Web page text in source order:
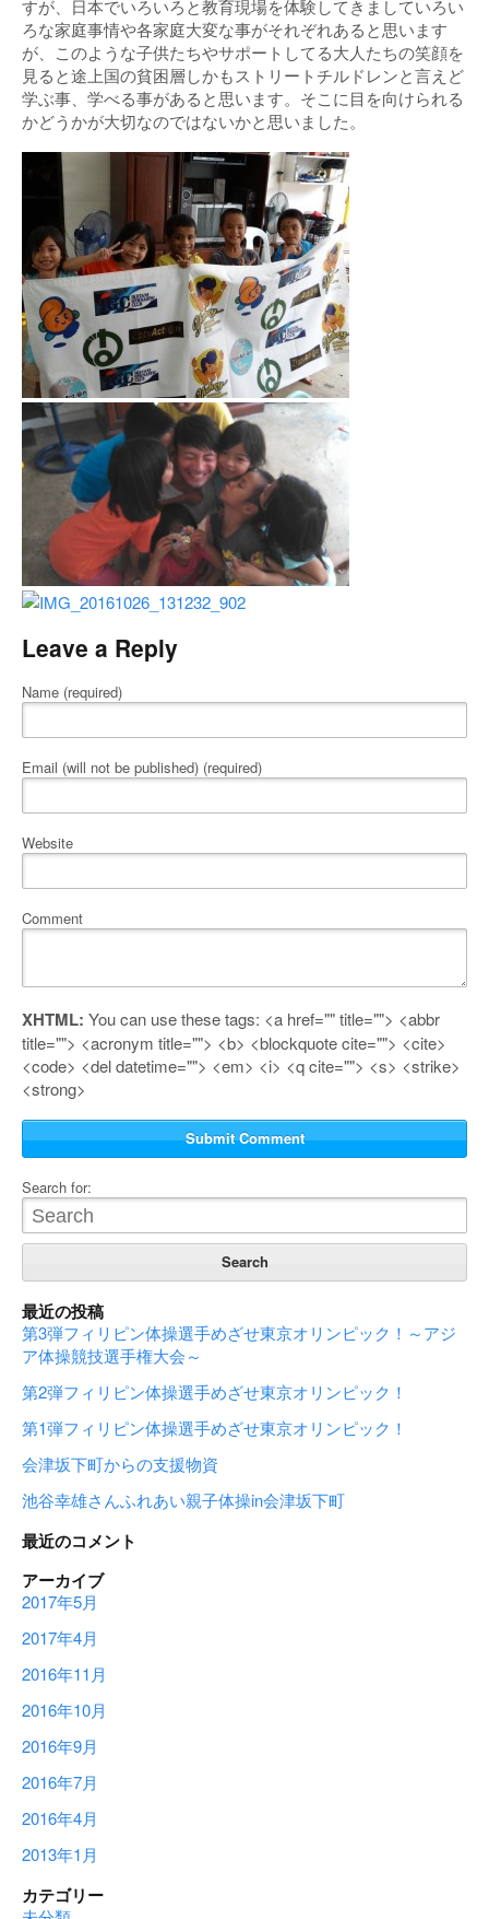
すが、日本でいろいろと教育現場を体験してきましていろい
ろな家庭事情や各家庭大変な事がそれぞれあると思います
が、このような子供たちやサポートしてる大人たちの笑顔を
見ると途上国の貧困層しかもストリートチルドレンと言えど
学ぶ事、学べる事があると思います。そこに目を向けられる
かどうかが大切なのではないかと思いました。
Leave a Reply
Name (required)
Email (will not be published) (required)
Website
Comment
XHTML: You can use these tags: <a href="" title=""> <abbr
title=""> <acronym title=""> <b> <blockquote cite=""> <cite>
<code> <del datetime=""> <em> <i> <q cite=""> <s> <strike>
<strong>
Search for:
最近の投稿
第3弾フィリピン体操選手めざせ東京オリンピック！～アジ
ア体操競技選手権大会～
第2弾フィリピン体操選手めざせ東京オリンピック！
第1弾フィリピン体操選手めざせ東京オリンピック！
会津坂下町からの支援物資
池谷幸雄さんふれあい親子体操in会津坂下町
最近のコメント
アーカイブ
2017年5月
2017年4月
2016年11月
2016年10月
2016年9月
2016年7月
2016年4月
2013年1月
カテゴリー